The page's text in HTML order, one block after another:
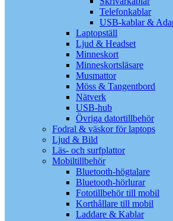
Telefonkablar
USB-kablar &
Laptopställ
Ljud & Headset
Minneskort
Minneskortsläsare
Musmattor
Möss & Tangentbord
Nätverk
USB-hub
Övriga datortillbehör
Fodral & väskor för laptops
Ljud & Bild
Läs- och surfplattor
Mobiltillbehör
Bluetooth-högtalare
Bluetooth-hörlurar
Fototillbehör till mobil
Korthållare till mobil
Laddare & Kablar